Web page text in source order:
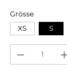
Grösse
XS
S